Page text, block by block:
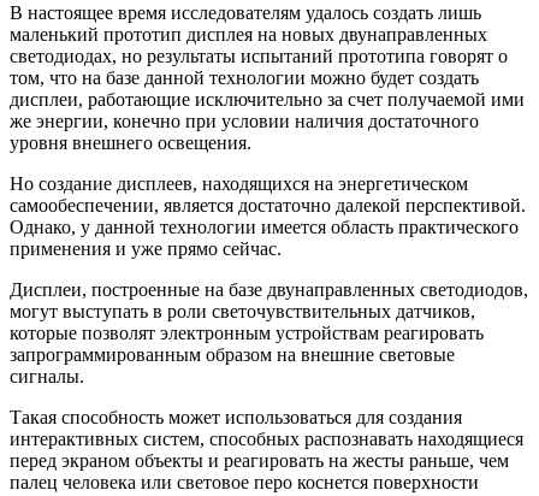
В настоящее время исследователям удалось создать лишь
маленький прототип дисплея на новых двунаправленных
светодиодах, но результаты испытаний прототипа говорят о
том, что на базе данной технологии можно будет создать
дисплеи, работающие исключительно за счет получаемой ими
же энергии, конечно при условии наличия достаточного
уровня внешнего освещения.
Но создание дисплеев, находящихся на энергетическом
самообеспечении, является достаточно далекой перспективой.
Однако, у данной технологии имеется область практического
применения и уже прямо сейчас.
Дисплеи, построенные на базе двунаправленных светодиодов,
могут выступать в роли светочувствительных датчиков,
которые позволят электронным устройствам реагировать
запрограммированным образом на внешние световые
сигналы.
Такая способность может использоваться для создания
интерактивных систем, способных распознавать находящиеся
перед экраном объекты и реагировать на жесты раньше, чем
палец человека или световое перо коснется поверхности